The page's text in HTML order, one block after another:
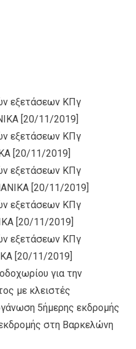
εξετάσεων ΚΠγ
[20/11/2019]
εξετάσεων ΚΠγ
[20/11/2019]
εξετάσεων ΚΠγ
[20/11/2019]
εξετάσεων ΚΠγ
[20/11/2019]
εξετάσεων ΚΠγ
[20/11/2019]
για την
με κλειστές
5ήμερης εκδρομής
στη Βαρκελώνη